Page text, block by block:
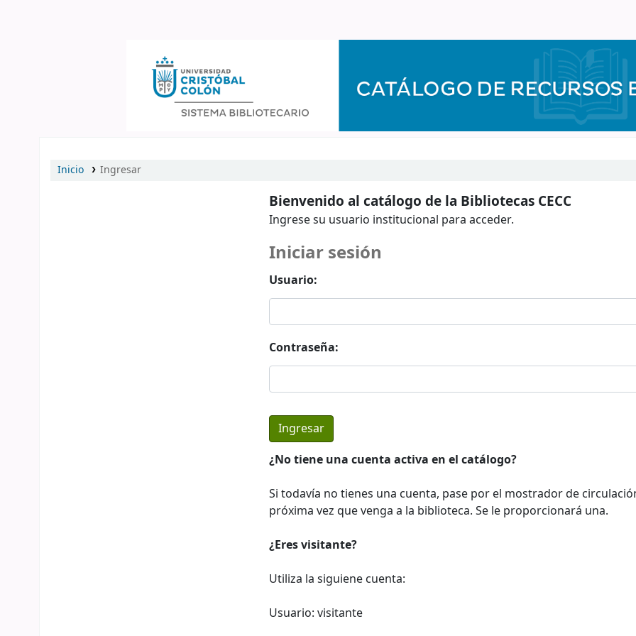
Inicio Ingresar
Bienvenido al catálogo de la Bibliotecas CECC
Ingrese su usuario institucional para acceder.
Iniciar sesión
Usuario:
Contraseña:
¿No tiene una cuenta activa en el catálogo?
Si todavía no tienes una cuenta, pase por el mostrador de
próxima vez que venga a la biblioteca. Se le proporcionará una.
¿Eres visitante?
Utiliza la siguiene cuenta:
Usuario: visitante